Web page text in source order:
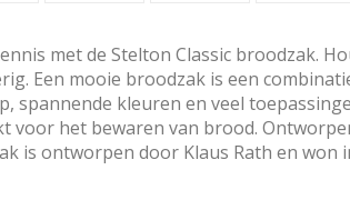
met de Stelton Classic broodzak.
Een mooie broodzak is een
spannende kleuren en veel
voor het bewaren van brood.
is ontworpen door Klaus Rath en won